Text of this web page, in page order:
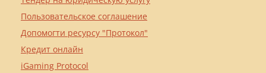
Пользовательское соглашение
Допомогти ресурсу "Протокол"
Кредит онлайн
iGaming Protocol